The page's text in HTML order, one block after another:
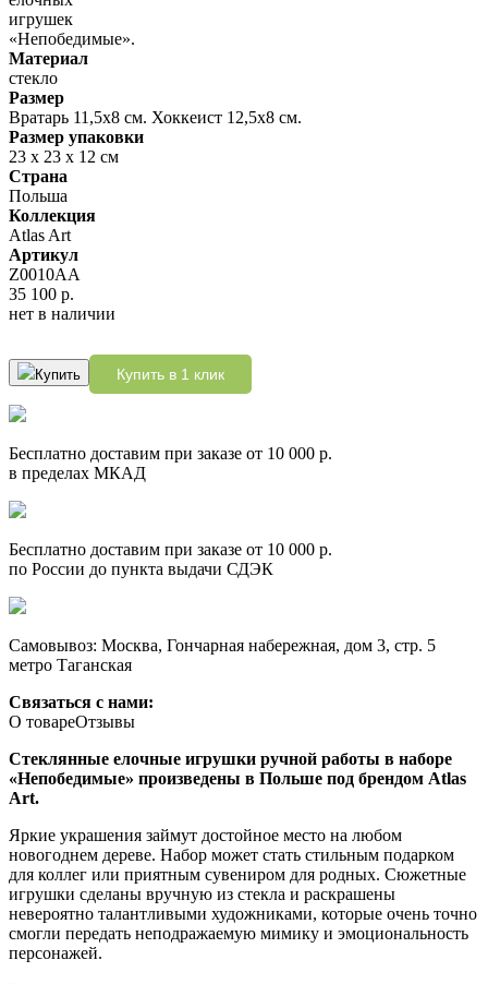
Материал
стекло
Размер
Вратарь 11,5х8 см. Хоккеист 12,5х8 см.
Размер упаковки
23 х 23 х 12 см
Страна
Польша
Коллекция
Atlas Art
Артикул
Z0010AA
35 100 р.
нет в наличии
Купить Купить в 1 клик
Бесплатно доставим при заказе от 10 000 р.
в пределах МКАД
Бесплатно доставим при заказе от 10 000 р.
по России до пункта выдачи СДЭК
Самовывоз: Москва, Гончарная набережная, дом 3, стр. 5
метро Таганская
Связаться с нами:
О товареОтзывы
Стеклянные елочные игрушки ручной работы в наборе
«Непобедимые» произведены в Польше под брендом Atlas
Art.
Яркие украшения займут достойное место на любом
новогоднем дереве. Набор может стать стильным подарком
для коллег или приятным сувениром для родных. Сюжетные
игрушки сделаны вручную из стекла и раскрашены
невероятно талантливыми художниками, которые очень точно
смогли передать неподражаемую мимику и эмоциональность
персонажей.